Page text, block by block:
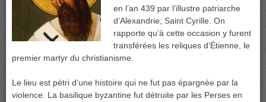
en l’an 439 par l’illustre patriarche
d’Alexandrie, Saint Cyrille. On
rapporte qu’à cette occasion y furent
transférées les reliques d’Étienne, le
premier martyr du christianisme.
Le lieu est pétri d’une histoire qui ne fut pas épargnée par la
violence. La basilique byzantine fut détruite par les Perses en